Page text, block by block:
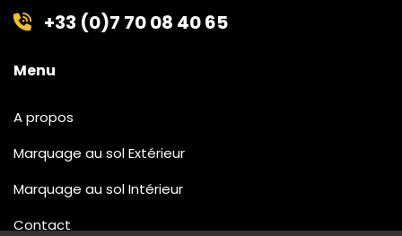
+33 (0)7 70 08 40 65
Menu
A propos
Marquage au sol Extérieur
Marquage au sol Intérieur
Contact